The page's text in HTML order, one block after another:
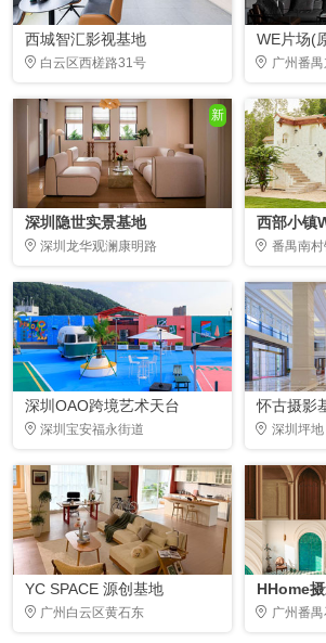
西城智汇影视基地
白云区西槎路31号
WE片场(
广州番
新
深圳隐世实景基地
深圳龙华观澜康明路
西部小镇
番禺南村
深圳OAO跨境艺术天台
深圳宝安福永街道
怀古摄影
深圳坪地
YC SPACE 源创基地
广州白云区黄石东
HHome
广州番